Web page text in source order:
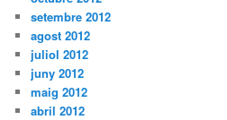
setembre 2012
agost 2012
juliol 2012
juny 2012
maig 2012
abril 2012